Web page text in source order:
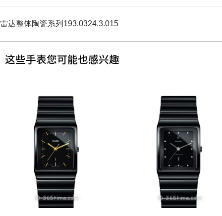
雷达整体陶瓷系列193.0324.3.015
这些手表您可能也感兴趣